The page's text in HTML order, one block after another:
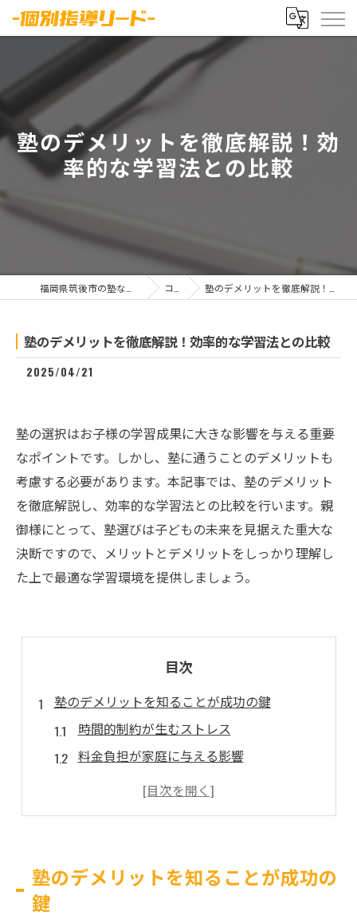
塾のデメリットを徹底解説！効
率的な学習法との比較
コラム 塾のデメリットを徹底解説！効率的な学習法との比較
塾のデメリットを徹底解説！効率的な学習法との比較
2025/04/21
塾の選択はお子様の学習成果に大きな影響を与える重要
なポイントです。しかし、塾に通うことのデメリットも
考慮する必要があります。本記事では、塾のデメリット
を徹底解説し、効率的な学習法との比較を行います。親
御様にとって、塾選びは子どもの未来を見据えた重大な
決断ですので、メリットとデメリットをしっかり理解し
た上で最適な学習環境を提供しましょう。
目次
塾のデメリットを知ることが成功の鍵
時間的制約が生むストレス
料金負担が家庭に与える影響
個別指導の限界を知る
塾選びで失敗しないためのポイント
塾がもたらす意外な負担とその影響
塾のデメリットを知ることが成功の
鍵